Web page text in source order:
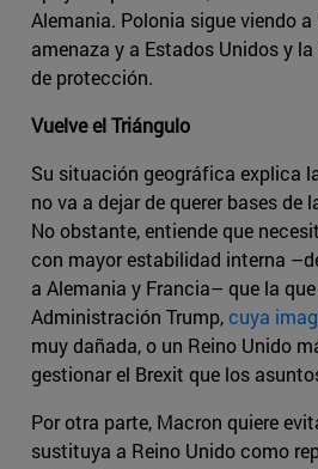
Alemania. Polonia sigue viendo
amenaza y a Estados Unidos y
de protección.
Vuelve el Triángulo
Su situación geográfica explica
no va a dejar de querer bases de
No obstante, entiende que
con mayor estabilidad interna
a Alemania y Francia– que la
Administración Trump,cuya
muy dañada, o un Reino Unido
gestionar el Brexit que los
Por otra parte, Macron quiere
sustituya a Reino Unido como